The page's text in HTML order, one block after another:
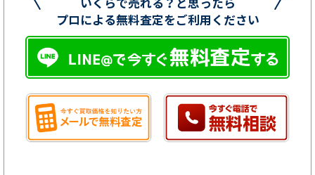
いくらで売れる？と思ったら
プロによる無料査定をご利用ください